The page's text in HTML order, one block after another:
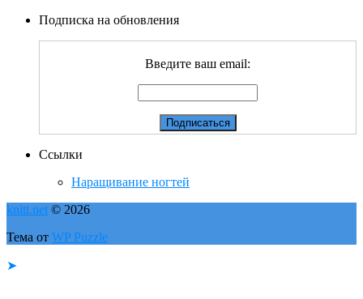
Подписка на обновления
Введите ваш email:
Ссылки
Наращивание ногтей
knitt.net © 2026
Тема от WP Puzzle
➤